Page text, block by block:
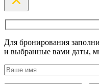
Для бронирования
и выбранные вами даты,